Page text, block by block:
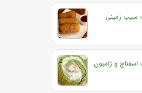
سیب زمینی
اسفناج و ژامبون